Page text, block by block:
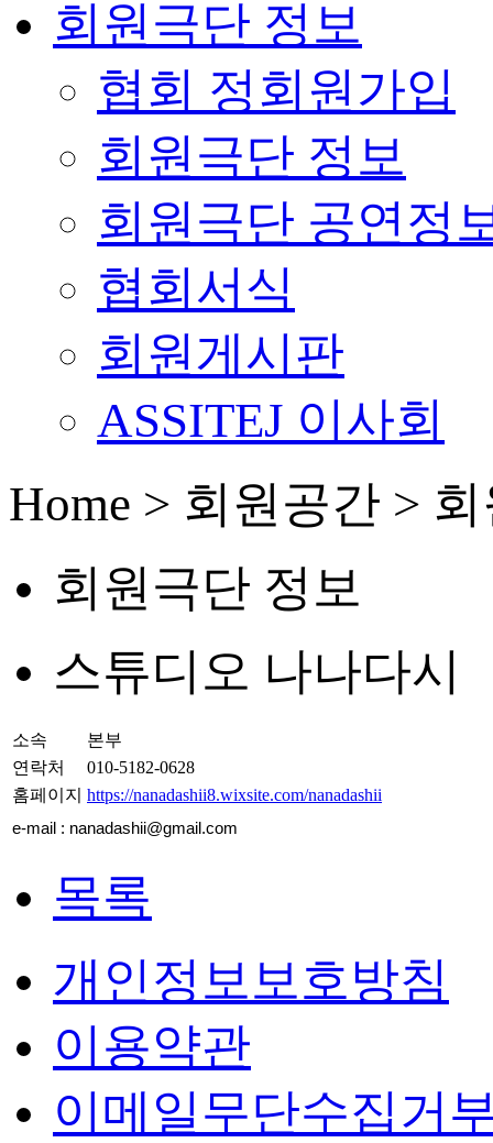
회원극단 정보
협회 정회원가입
회원극단 정보
회원극단 공연정
협회서식
회원게시판
ASSITEJ 이사회
Home > 회원공간 >
회원극단 정보
스튜디오 나나다시
소속
본부
연락처
010-5182-0628
홈페이지 https://nanadashii8.wixsite.com/nanadashii
e-mail : nanadashii@gmail.com
목록
개인정보보호방침
이용약관
이메일무단수집거